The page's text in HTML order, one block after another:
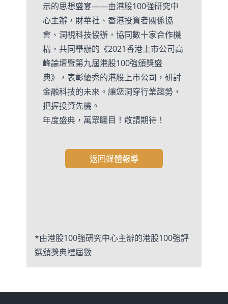
示的思想盛宴——由港股100強研究中
心主辦，財華社、香港投資者關係協
會、洞視科技協辦，協同數十家合作機
構，共同舉辦的《2021香港上市公司高
峰論壇暨第九屆港股100強頒獎盛
典》，表彰優秀的港股上市公司，研討
金融科技的未來。讓您洞穿行業趨勢，
把握投資先機。
年度盛典，萬眾矚目！敬請期待！
返回媒體報導
*由港股100強研究中心主辦的港股100強評
選頒獎典禮屆數